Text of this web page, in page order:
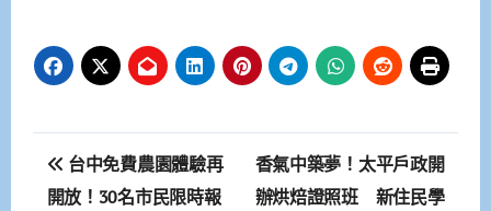
文
章
台中免費農園體驗再
開放！30名市民限時報
香氣中築夢！太平戶政開
辦烘焙證照班 新住民學